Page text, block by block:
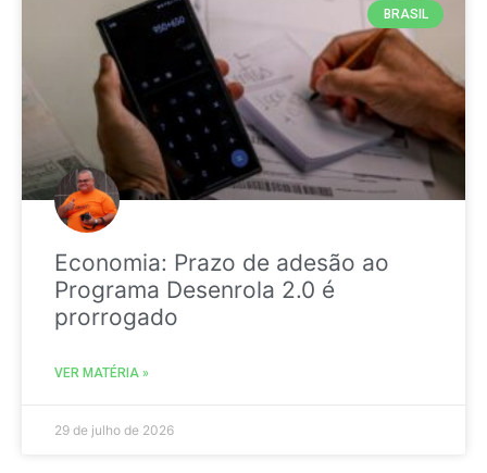
BRASIL
Economia: Prazo de adesão ao
Programa Desenrola 2.0 é
prorrogado
VER MATÉRIA »
29 de julho de 2026